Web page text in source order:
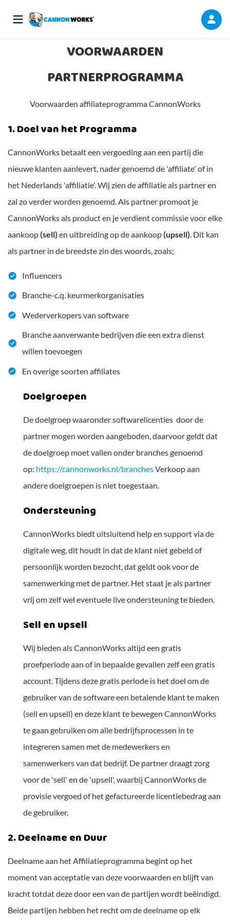
VOORWAARDEN
PARTNERPROGRAMMA
Voorwaarden affiliateprogramma CannonWorks
1. Doel van het Programma
CannonWorks betaalt een vergoeding aan een partij die
nieuwe klanten aanlevert, nader genoemd de 'affiliate' of in
het Nederlands 'affiliatie'. Wij zien de affiliatie als partner en
zal zo verder worden genoemd. Als partner promoot je
CannonWorks als product en je verdient commissie voor elke
aankoop(sell) en uitbreiding op de aankoop(upsell). Dit kan
als partner in de breedste zin des woords, zoals;
Influencers
Branche-c.q. keurmerkorganisaties
Wederverkopers van software
Branche aanverwante bedrijven die een extra dienst
willen toevoegen
En overige soorten affiliates
Doelgroepen
De doelgroep waaronder softwarelicenties door de
partner mogen worden aangeboden, daarvoor geldt dat
de doelgroep moet vallen onder branches genoemd
op: https://cannonworks.nl/branchesVerkoop aan
andere doelgroepen is niet toegestaan.
Ondersteuning
CannonWorks biedt uitsluitend help en support via de
digitale weg, dit houdt in dat de klant niet gebeld of
persoonlijk worden bezocht, dat geldt ook voor de
samenwerking met de partner. Het staat je als partner
vrij om zelf wel eventuele live ondersteuning te bieden.
Sell en upsell
Wij bieden als CannonWorks altijd een gratis
proefperiode aan of in bepaalde gevallen zelf een gratis
account. Tijdens deze gratis periode is het doel om de
gebruiker van de software een betalende klant te maken
(sell en upsell) en deze klant te bewegen CannonWorks
te gaan gebruiken om alle bedrijfsprocessen in te
integreren samen met de medewerkers en
samenwerkers van dat bedrijf. De partner draagt zorg
voor de 'sell' en de 'upsell', waarbij CannonWorks de
provisie vergoed of het gefactureerde licentiebedrag aan
de gebruiker.
2. Deelname en Duur
Deelname aan het Affiliatieprogramma begint op het
moment van acceptatie van deze voorwaarden en blijft van
kracht totdat deze door een van de partijen wordt beëindigd.
Beide partijen hebben het recht om de deelname op elk